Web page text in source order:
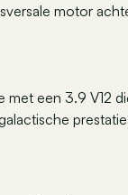
motor
met een 3.9 V12